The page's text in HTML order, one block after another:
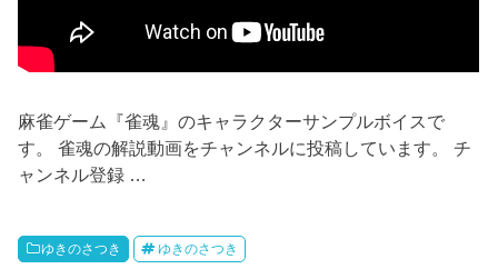
麻雀ゲーム『雀魂』のキャラクターサンプルボイスで
す。 雀魂の解説動画をチャンネルに投稿しています。 チ
ャンネル登録 …
ゆきのさつき ゆきのさつき